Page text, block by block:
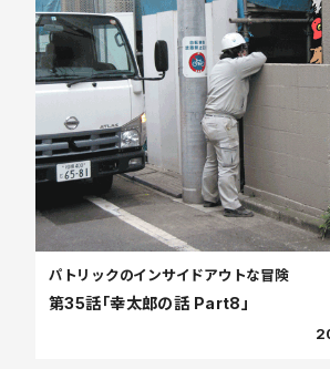
第35話「幸太郎の話 Part8」
パトリックのインサイドアウトな冒険